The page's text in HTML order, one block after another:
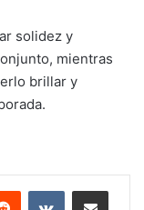
solidez y
mientras
brillar y
Reddit VKontakteShare via Email